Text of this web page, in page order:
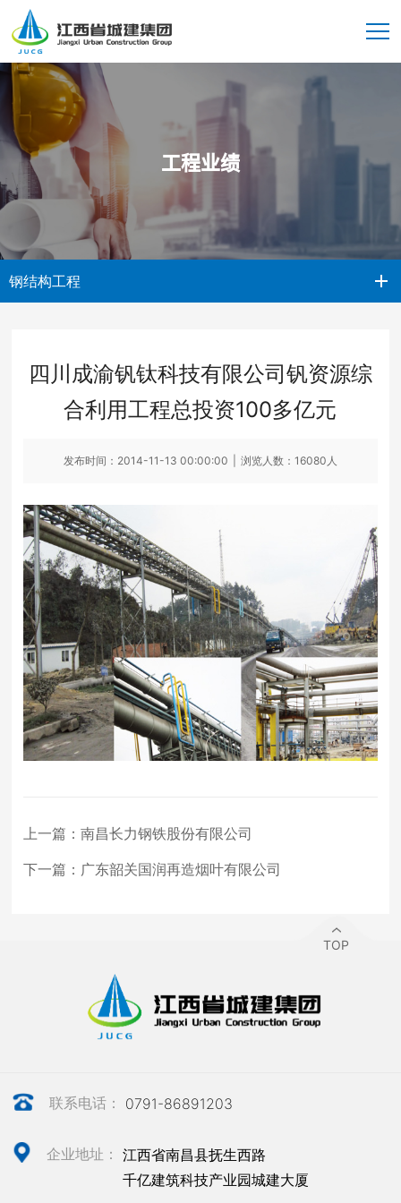
工程业绩
钢结构工程
四川成渝钒钛科技有限公司钒资源综
合利用工程总投资100多亿元
发布时间：2014-11-13 00:00:00 浏览人数：16080人
上一篇：南昌长力钢铁股份有限公司
下一篇： 广东韶关国润再造烟叶有限公司
TOP
联系电话： 0791-86891203
企业地址：
江西省南昌县抚生西路
千亿建筑科技产业园城建大厦